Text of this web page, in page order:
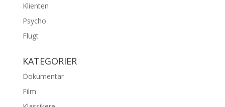
Klienten
Psycho
Flugt
KATEGORIER
Dokumentar
Film